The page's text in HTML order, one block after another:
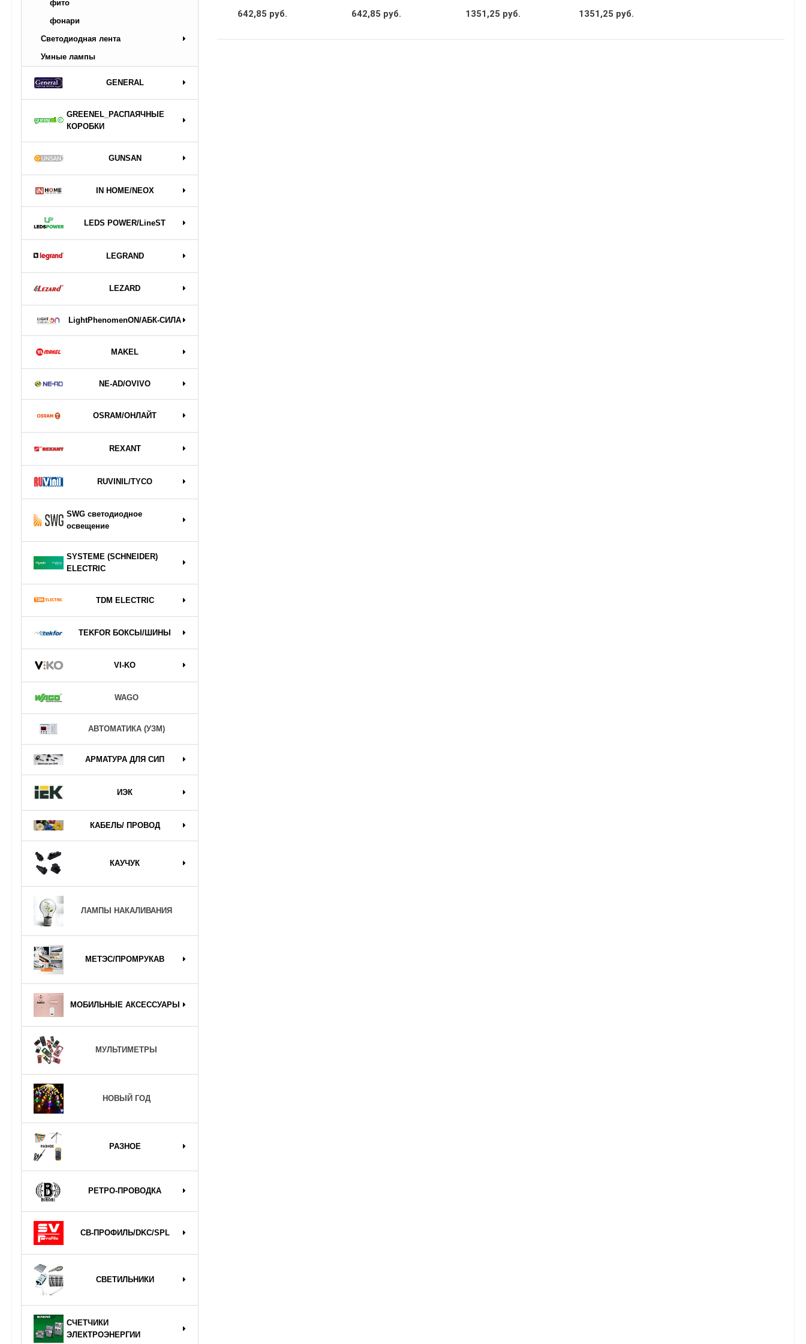
фито
фонари
Светодиодная лента
Умные лампы
GENERAL
GREENEL_РАСПАЯЧНЫЕ
КОРОБКИ
GUNSAN
IN HOME/NEOX
LEDS POWER/LineST
LEGRAND
LEZARD
LightPhenomenON/АБК-СИЛА
MAKEL
NE-AD/OVIVO
OSRAM/ОНЛАЙТ
REXANT
RUVINIL/TYCO
SWG светодиодное
освещение
SYSTEME (SCHNEIDER)
ELECTRIC
TDM ELECTRIC
TEKFOR БОКСЫ/ШИНЫ
VI-KO
WAGO
АВТОМАТИКА (УЗМ)
АРМАТУРА ДЛЯ СИП
ИЭК
КАБЕЛЬ/ ПРОВОД
КАУЧУК
ЛАМПЫ НАКАЛИВАНИЯ
МЕТЭС/ПРОМРУКАВ
МОБИЛЬНЫЕ АКСЕССУАРЫ
МУЛЬТИМЕТРЫ
НОВЫЙ ГОД
РАЗНОЕ
РЕТРО-ПРОВОДКА
СВ-ПРОФИЛЬ/DKC/SPL
СВЕТИЛЬНИКИ
СЧЕТЧИКИ
ЭЛЕКТРОЭНЕРГИИ
642,85 руб. 642,85 руб. 1351,25 руб. 1351,25 руб.